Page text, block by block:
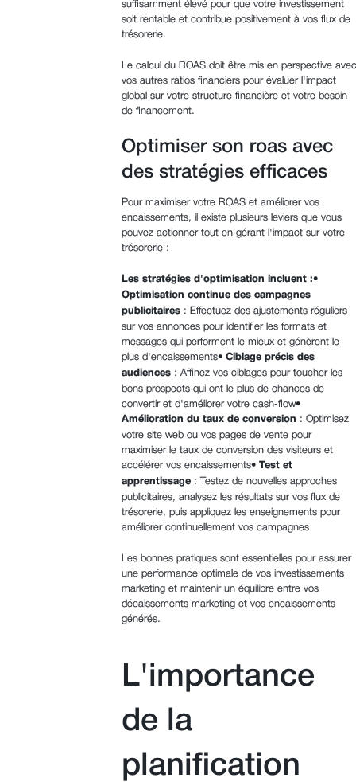
suffisamment élevé pour que votre investissement
soit rentable et contribue positivement à vos flux de
trésorerie.
Le calcul du ROAS doit être mis en perspective avec
vos autres ratios financiers pour évaluer l'impact
global sur votre structure financière et votre besoin
de financement.
Optimiser son roas avec
des stratégies efficaces
Pour maximiser votre ROAS et améliorer vos
encaissements, il existe plusieurs leviers que vous
pouvez actionner tout en gérant l'impact sur votre
trésorerie :
Les stratégies d'optimisation incluent :•
Optimisation continue des campagnes
publicitaires : Effectuez des ajustements réguliers
sur vos annonces pour identifier les formats et
messages qui performent le mieux et génèrent le
plus d'encaissements• Ciblage précis des
audiences : Affinez vos ciblages pour toucher les
bons prospects qui ont le plus de chances de
convertir et d'améliorer votre cash-flow•
Amélioration du taux de conversion : Optimisez
votre site web ou vos pages de vente pour
maximiser le taux de conversion des visiteurs et
accélérer vos encaissements• Test et
apprentissage : Testez de nouvelles approches
publicitaires, analysez les résultats sur vos flux de
trésorerie, puis appliquez les enseignements pour
améliorer continuellement vos campagnes
Les bonnes pratiques sont essentielles pour assurer
une performance optimale de vos investissements
marketing et maintenir un équilibre entre vos
décaissements marketing et vos encaissements
générés.
L'importance
de la
planification